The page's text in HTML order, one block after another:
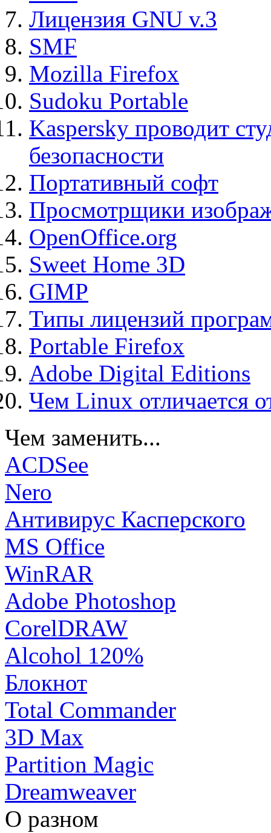
Лицензия GNU v.3
SMF
Mozilla Firefox
Sudoku Portable
Kaspersky проводит
безопасности
Портативный софт
Просмотрщики
OpenOffice.org
Sweet Home 3D
GIMP
Типы лицензий
Portable Firefox
Adobe Digital Editions
Чем Linux отличается
Чем заменить...
ACDSee
Nero
Антивирус Касперского
MS Office
WinRAR
Adobe Photoshop
CorelDRAW
Alcohol 120%
Блокнот
Total Commander
3D Max
Partition Magic
Dreamweaver
О разном